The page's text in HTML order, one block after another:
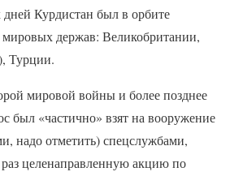
Курдистан был в орбите
держав: Великобритании,
Турции.
мировой войны и более позднее
был «частично» взят на вооружение
надо отметить) спецслужбами,
целенаправленную акцию по